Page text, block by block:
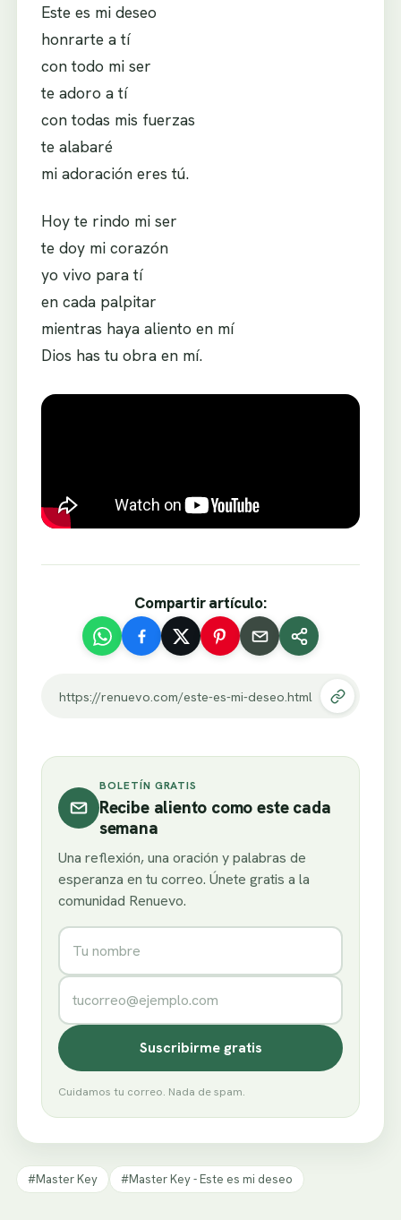
Este es mi deseo
honrarte a tí
con todo mi ser
te adoro a tí
con todas mis fuerzas
te alabaré
mi adoración eres tú.
Hoy te rindo mi ser
te doy mi corazón
yo vivo para tí
en cada palpitar
mientras haya aliento en mí
Dios has tu obra en mí.
Compartir artículo:
https://renuevo.com/este-es-mi-deseo.html
BOLETÍN GRATIS
Recibe aliento como este cada
semana
Una reflexión, una oración y palabras de
esperanza en tu correo. Únete gratis a la
comunidad Renuevo.
Nombre
Correo electrónico
Suscribirme gratis
Cuidamos tu correo. Nada de spam.
#Master Key #Master Key - Este es mi deseo